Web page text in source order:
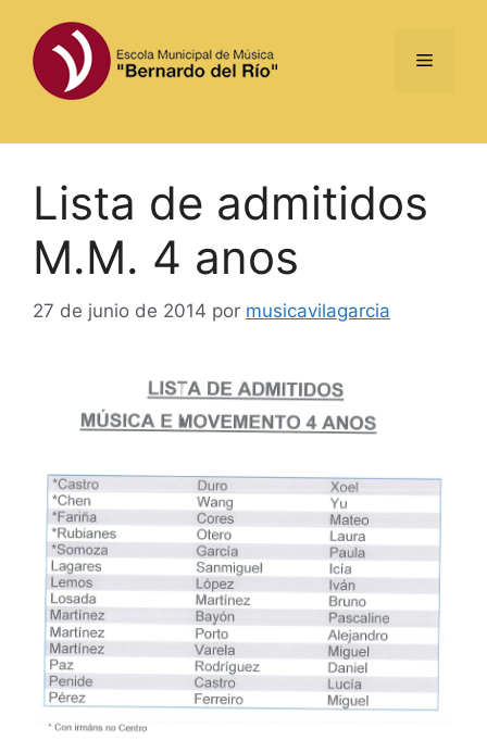
contenido
Menú
Lista de admitidos
M.M. 4 anos
27 de junio de 2014 por musicavilagarcia